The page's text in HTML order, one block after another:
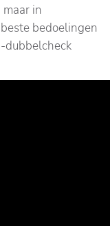
in
bedoelingen
dubbelcheck